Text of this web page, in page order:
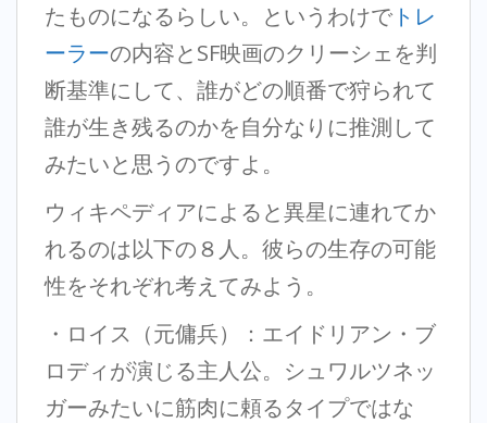
たものになるらしい。というわけでトレ
ーラーの内容とSF映画のクリーシェを判
断基準にして、誰がどの順番で狩られて
誰が生き残るのかを自分なりに推測して
みたいと思うのですよ。
ウィキペディアによると異星に連れてか
れるのは以下の８人。彼らの生存の可能
性をそれぞれ考えてみよう。
・ロイス（元傭兵）：エイドリアン・ブ
ロディが演じる主人公。シュワルツネッ
ガーみたいに筋肉に頼るタイプではな